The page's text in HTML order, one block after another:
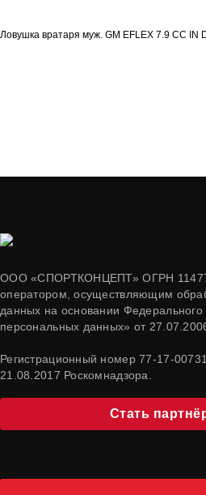
Ловушка вратаря муж. GM EFLEX 7.9 CC IN
ООО «СПОРТКОНЦЕПТ» ОГРН
оператором, осуществляющим
данных на основании Федерального
персональных данных» от
Регистрационный номер 77-17-
21.08.2017 Роскомнадзора.
Стать